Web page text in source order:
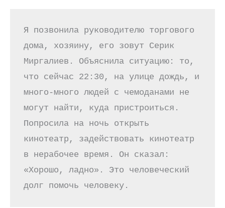
Я позвонила руководителю торгового
дома, хозяину, его зовут Серик
Миргалиев. Объяснила ситуацию: то,
что сейчас 22:30, на улице дождь, и
много-много людей с чемоданами не
могут найти, куда пристроиться.
Попросила на ночь открыть
кинотеатр, задействовать кинотеатр
в нерабочее время. Он сказал:
«Хорошо, ладно». Это человеческий
долг помочь человеку.